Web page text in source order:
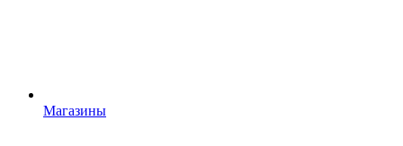
Магазины